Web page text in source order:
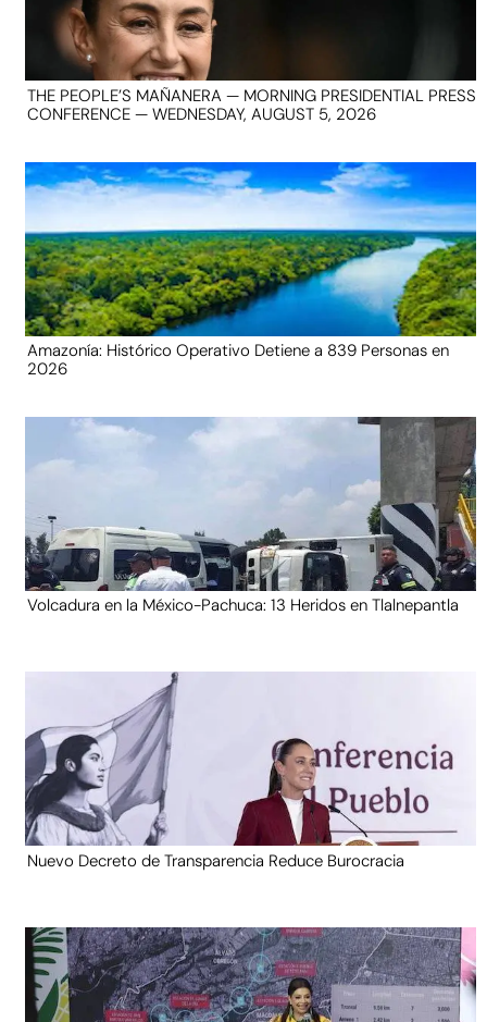
THE PEOPLE’S MAÑANERA — MORNING PRESIDENTIAL PRESS
CONFERENCE — WEDNESDAY, AUGUST 5, 2026
Amazonía: Histórico Operativo Detiene a 839 Personas en
2026
Volcadura en la México-Pachuca: 13 Heridos en Tlalnepantla
Nuevo Decreto de Transparencia Reduce Burocracia